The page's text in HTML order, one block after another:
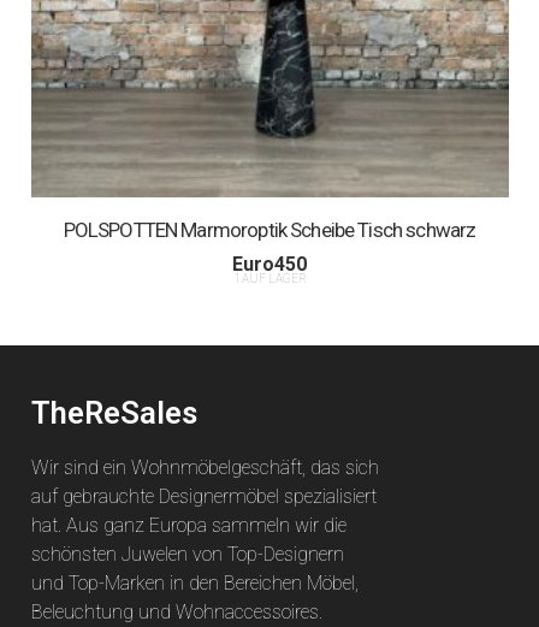
POLSPOTTEN Marmoroptik Scheibe Tisch schwarz
Euro450
1 AUF LAGER
TheReSales
Wir sind ein Wohnmöbelgeschäft, das sich
auf gebrauchte Designermöbel spezialisiert
hat. Aus ganz Europa sammeln wir die
schönsten Juwelen von Top-Designern
und Top-Marken in den Bereichen Möbel,
Beleuchtung und Wohnaccessoires.